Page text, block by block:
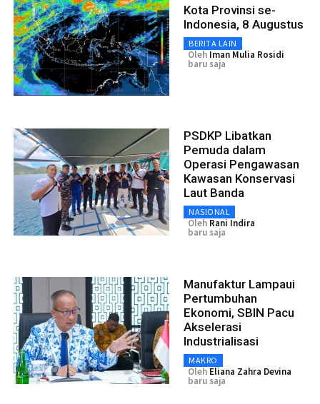
Kota Provinsi se-
Indonesia, 8 Augustus
BERITA LAIN
Oleh Iman Mulia Rosidi
baru saja
PSDKP Libatkan
Pemuda dalam
Operasi Pengawasan
Kawasan Konservasi
Laut Banda
NASIONAL
Oleh Rani Indira
baru saja
Manufaktur Lampaui
Pertumbuhan
Ekonomi, SBIN Pacu
Akselerasi
Industrialisasi
MAKRO
Oleh Eliana Zahra Devina
baru saja